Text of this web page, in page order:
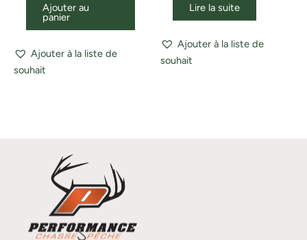
Ajouter au
panier
Ajouter à la liste de
souhait
Lire la suite
Ajouter à la liste de
souhait